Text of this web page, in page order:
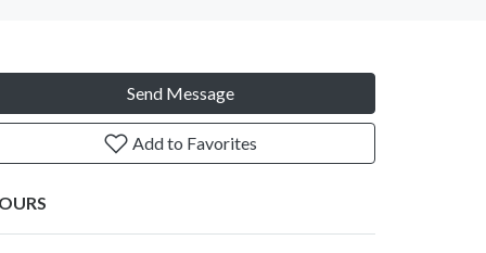
Send Message
Add to Favorites